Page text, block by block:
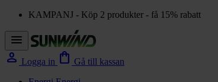
KAMPANJ - Köp 2 produkter - få 15% rabatt
menu
person Logga in shopping_bag Gå till kassan